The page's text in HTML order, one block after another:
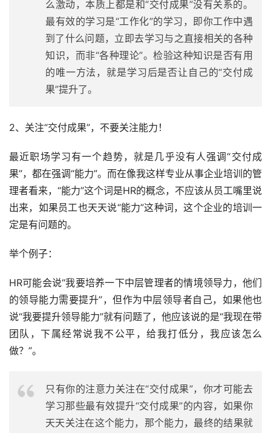
么激动，本质上都是和“交付成果”没有关系的。
最有效的学习是“工作化”的学习，即你工作中遇
到了什么问题，立即去学习与之直接相关的各种
知识，而非“各种理论”。检验这种知识是否有用
的唯一方法，就是学习后是否让自己的“交付成
果”提升了。
2、关注“交付成果”，不要关注能力！
最近职场学习有一个趋势，就是几乎没有人强调“交付成
果”，都在强调“能力”。而在像我这样专业从事企业培训的管
理者看来，“能力”这个词是HR的概念，不应该从员工嘴里说
出来，如果员工也天天说“能力”这种词，这个企业的培训一
定是有问题的。
举个例子：
HR可能会说“我要培养一下中层管理者的情境领导力，他们
的领导能力需要提升”，但作为中层领导者自己，如果他也
说“我要提升领导能力”就有问题了，他应该说的是“我现在带
团队，下属经常说我不公平，给我打低分，我应该怎么
做？”。
只有你的注意力关注在“交付成果”，你才可能去
学习那些最有效提升“交付成果”的内容，如果你
天天关注在这个能力，那个能力，最终的结果就